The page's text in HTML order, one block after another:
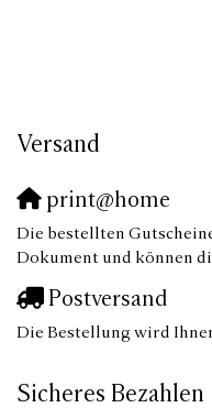
Versand
print@home
Die bestellten
Dokument und können
Postversand
Die Bestellung wird
Sicheres Bezahlen